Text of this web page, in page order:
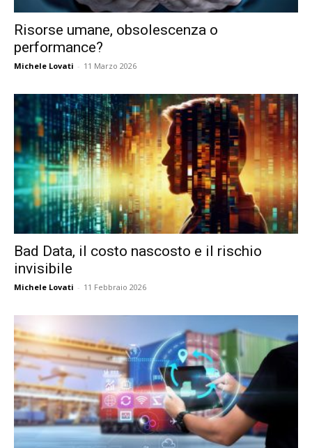
Risorse umane, obsolescenza o
performance?
Michele Lovati - 11 Marzo 2026
Bad Data, il costo nascosto e il rischio
invisibile
Michele Lovati - 11 Febbraio 2026